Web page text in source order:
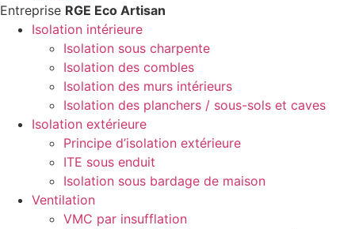
Entreprise RGE Eco Artisan
Isolation intérieure
Isolation sous charpente
Isolation des combles
Isolation des murs intérieurs
Isolation des planchers / sous-sols et caves
Isolation extérieure
Principe d’isolation extérieure
ITE sous enduit
Isolation sous bardage de maison
Ventilation
VMC par insufflation